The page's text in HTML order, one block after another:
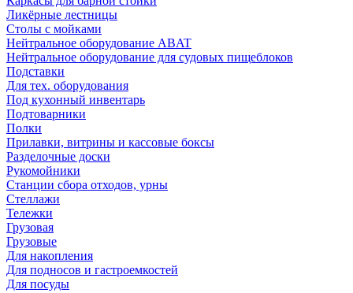
Ликёрные лестницы
Столы с мойками
Нейтральное оборудование ABAT
Нейтральное оборудование для судовых пищеблоков
Подставки
Для тех. оборудования
Под кухонный инвентарь
Подтоварники
Полки
Прилавки, витрины и кассовые боксы
Разделочные доски
Рукомойники
Станции сбора отходов, урны
Стеллажи
Тележки
Грузовая
Грузовые
Для накопления
Для подносов и гастроемкостей
Для посуды